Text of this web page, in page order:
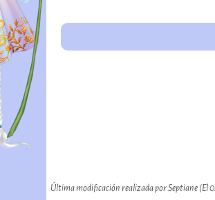
Última modificación realizada por Septiane (El